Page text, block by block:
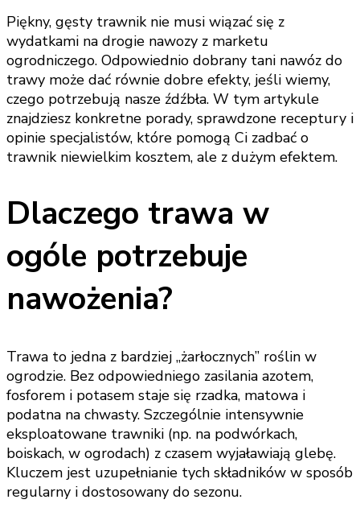
Piękny, gęsty trawnik nie musi wiązać się z
wydatkami na drogie nawozy z marketu
ogrodniczego. Odpowiednio dobrany tani nawóz do
trawy może dać równie dobre efekty, jeśli wiemy,
czego potrzebują nasze źdźbła. W tym artykule
znajdziesz konkretne porady, sprawdzone receptury i
opinie specjalistów, które pomogą Ci zadbać o
trawnik niewielkim kosztem, ale z dużym efektem.
Dlaczego trawa w
ogóle potrzebuje
nawożenia?
Trawa to jedna z bardziej „żarłocznych” roślin w
ogrodzie. Bez odpowiedniego zasilania azotem,
fosforem i potasem staje się rzadka, matowa i
podatna na chwasty. Szczególnie intensywnie
eksploatowane trawniki (np. na podwórkach,
boiskach, w ogrodach) z czasem wyjaławiają glebę.
Kluczem jest uzupełnianie tych składników w sposób
regularny i dostosowany do sezonu.